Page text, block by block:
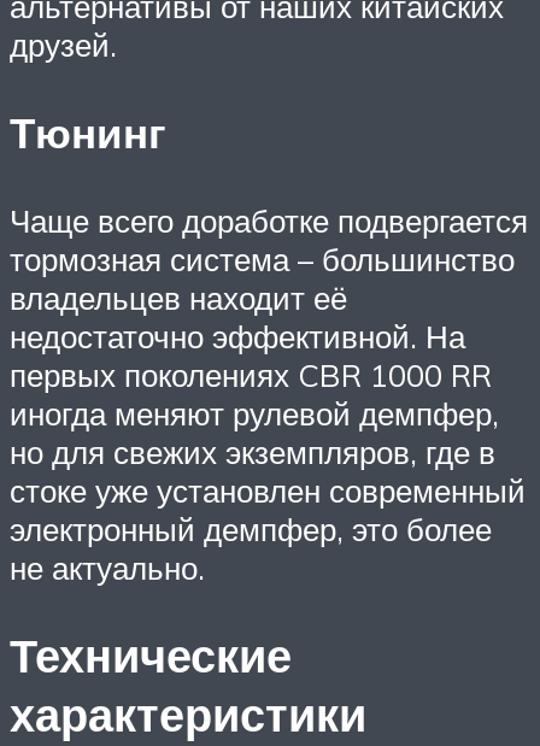
друзей.
Тюнинг
Чаще всего доработке подвергается
тормозная система – большинство
владельцев находит её
недостаточно эффективной. На
первых поколениях CBR 1000 RR
иногда меняют рулевой демпфер,
но для свежих экземпляров, где в
стоке уже установлен современный
электронный демпфер, это более
не актуально.
Технические
характеристики